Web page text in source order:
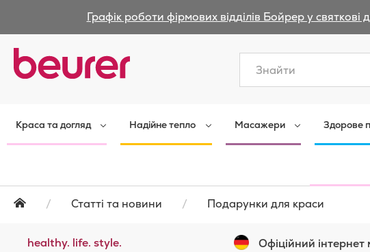
Графік роботи фірмових відділів Бойрер у святкові
Закрити
Краса та догляд Надійне тепло Масажери Здорове
Статті та новини Подарунки для краси
healthy. life. style. Офіційний інтернет